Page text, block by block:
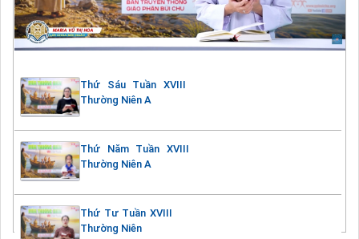
Thứ Sáu Tuần XVIII
Thường Niên A
Thứ Năm Tuần XVIII
Thường Niên A
Thứ Tư Tuần XVIII
Thường Niên